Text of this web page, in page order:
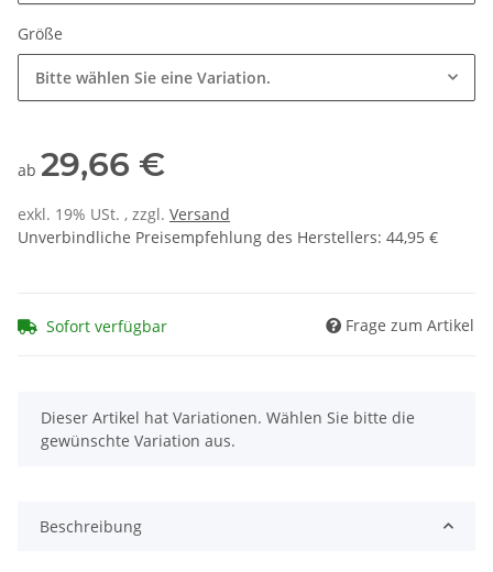
Größe
Bitte wählen Sie eine Variation.
ab 29,66 €
exkl. 19% USt. , zzgl. Versand
Unverbindliche Preisempfehlung des Herstellers: 44,95 €
Sofort verfügbar Frage zum Artikel
x
Dieser Artikel hat Variationen. Wählen Sie bitte die
gewünschte Variation aus.
Beschreibung